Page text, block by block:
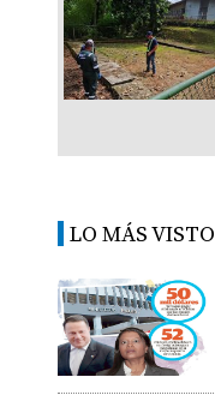
LO MÁS VISTO